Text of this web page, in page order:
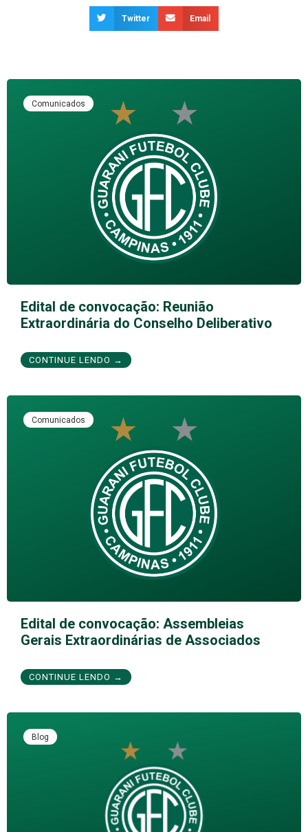
Twitter Email
Comunicados
Edital de convocação: Reunião
Extraordinária do Conselho Deliberativo
CONTINUE LENDO →
Comunicados
Edital de convocação: Assembleias
Gerais Extraordinárias de Associados
CONTINUE LENDO →
Blog